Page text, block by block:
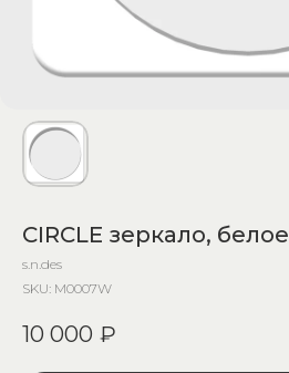
CIRCLE зеркало, белое
s.n.des
SKU: M0007W
10 000 ₽